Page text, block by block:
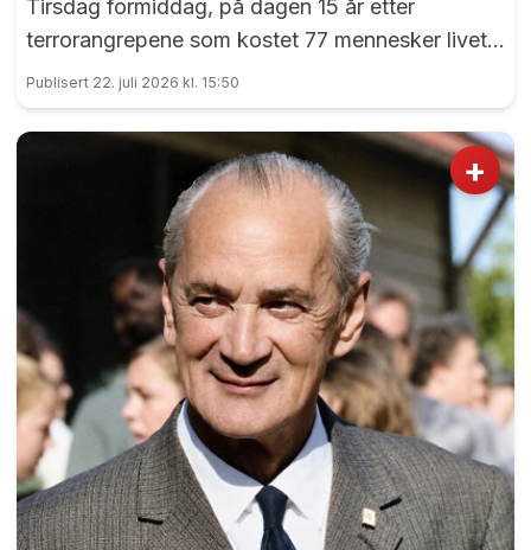
Tirsdag formiddag, på dagen 15 år etter
terrorangrepene som kostet 77 mennesker livet,
var det en sterk markering ved 22. juli-
monumentet på Eidsvoll Verk.
Publisert 22. juli 2026 kl. 15:50
+